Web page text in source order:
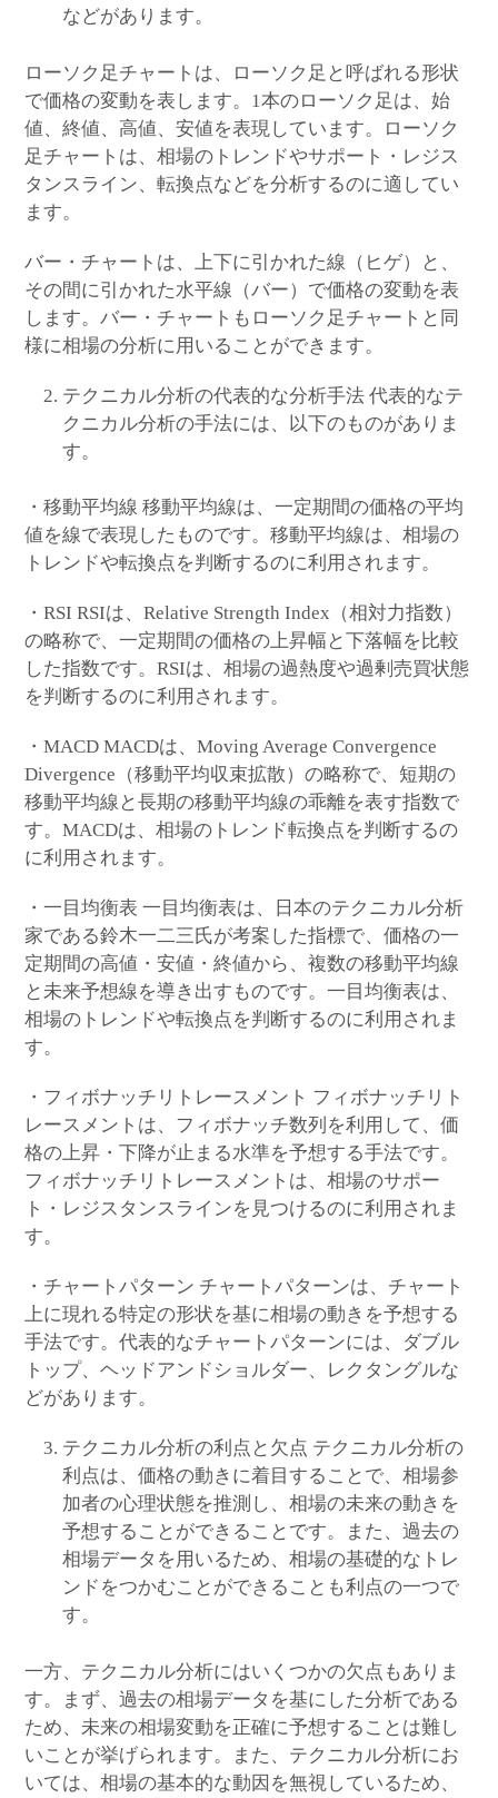
などがあります。
ローソク足チャートは、ローソク足と呼ばれる形状
で価格の変動を表します。1本のローソク足は、始
値、終値、高値、安値を表現しています。ローソク
足チャートは、相場のトレンドやサポート・レジス
タンスライン、転換点などを分析するのに適してい
ます。
バー・チャートは、上下に引かれた線（ヒゲ）と、
その間に引かれた水平線（バー）で価格の変動を表
します。バー・チャートもローソク足チャートと同
様に相場の分析に用いることができます。
テクニカル分析の代表的な分析手法 代表的なテ
クニカル分析の手法には、以下のものがありま
す。
・移動平均線 移動平均線は、一定期間の価格の平均
値を線で表現したものです。移動平均線は、相場の
トレンドや転換点を判断するのに利用されます。
・RSI RSIは、Relative Strength Index（相対力指数）
の略称で、一定期間の価格の上昇幅と下落幅を比較
した指数です。RSIは、相場の過熱度や過剰売買状態
を判断するのに利用されます。
・MACD MACDは、Moving Average Convergence
Divergence（移動平均収束拡散）の略称で、短期の
移動平均線と長期の移動平均線の乖離を表す指数で
す。MACDは、相場のトレンド転換点を判断するの
に利用されます。
・一目均衡表 一目均衡表は、日本のテクニカル分析
家である鈴木一二三氏が考案した指標で、価格の一
定期間の高値・安値・終値から、複数の移動平均線
と未来予想線を導き出すものです。一目均衡表は、
相場のトレンドや転換点を判断するのに利用されま
す。
・フィボナッチリトレースメント フィボナッチリト
レースメントは、フィボナッチ数列を利用して、価
格の上昇・下降が止まる水準を予想する手法です。
フィボナッチリトレースメントは、相場のサポー
ト・レジスタンスラインを見つけるのに利用されま
す。
・チャートパターン チャートパターンは、チャート
上に現れる特定の形状を基に相場の動きを予想する
手法です。代表的なチャートパターンには、ダブル
トップ、ヘッドアンドショルダー、レクタングルな
どがあります。
テクニカル分析の利点と欠点 テクニカル分析の
利点は、価格の動きに着目することで、相場参
加者の心理状態を推測し、相場の未来の動きを
予想することができることです。また、過去の
相場データを用いるため、相場の基礎的なトレ
ンドをつかむことができることも利点の一つで
す。
一方、テクニカル分析にはいくつかの欠点もありま
す。まず、過去の相場データを基にした分析である
ため、未来の相場変動を正確に予想することは難し
いことが挙げられます。また、テクニカル分析にお
いては、相場の基本的な動因を無視しているため、